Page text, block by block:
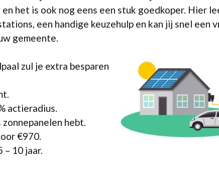
het is ook nog eens een stuk goedkoper. Hier
een handige keuzehulp en kan jij snel een
gemeente.
zul je extra besparen
actieradius.
hebt.
€970.
10 jaar.